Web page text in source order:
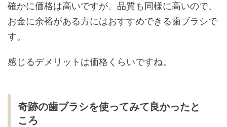
確かに価格は高いですが、品質も同様に高いので、
お金に余裕がある方にはおすすめできる歯ブラシで
す。
感じるデメリットは価格くらいですね。
奇跡の歯ブラシを使ってみて良かったと
ころ